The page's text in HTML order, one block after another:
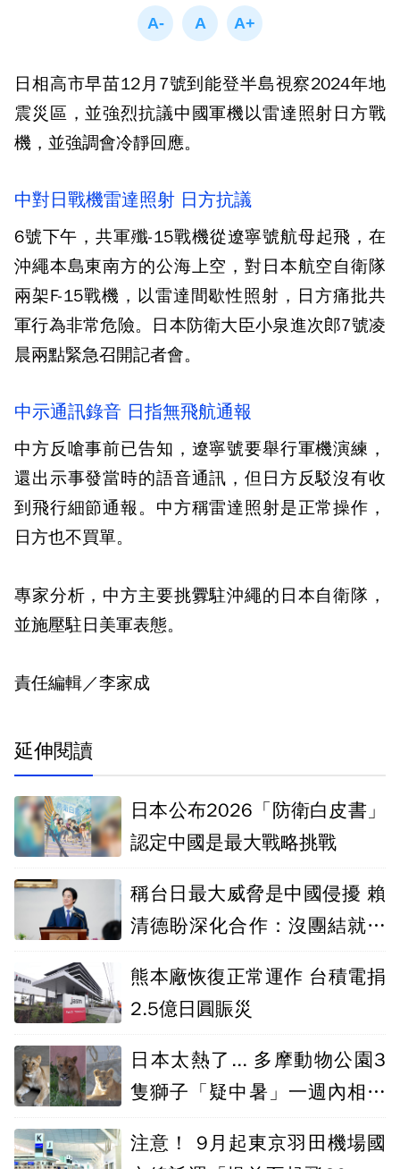
日相高市早苗12月7號到能登半島視察2024年地
震災區，並強烈抗議中國軍機以雷達照射日方戰
機，並強調會冷靜回應。
中對日戰機雷達照射 日方抗議
6號下午，共軍殲-15戰機從遼寧號航母起飛，在
沖繩本島東南方的公海上空，對日本航空自衛隊
兩架F-15戰機，以雷達間歇性照射，日方痛批共
軍行為非常危險。日本防衛大臣小泉進次郎7號凌
晨兩點緊急召開記者會。
中示通訊錄音 日指無飛航通報
中方反嗆事前已告知，遼寧號要舉行軍機演練，
還出示事發當時的語音通訊，但日方反駁沒有收
到飛行細節通報。中方稱雷達照射是正常操作，
日方也不買單。
專家分析，中方主要挑釁駐沖繩的日本自衛隊，
並施壓駐日美軍表態。
責任編輯／李家成
延伸閱讀
日本公布2026「防衛白皮書」
認定中國是最大戰略挑戰
稱台日最大威脅是中國侵擾 賴
清德盼深化合作：沒團結就沒
熊本廠恢復正常運作 台積電捐
2.5億日圓賑災
日本太熱了... 多摩動物公園3
隻獅子「疑中暑」一週內相繼
注意！ 9月起東京羽田機場國